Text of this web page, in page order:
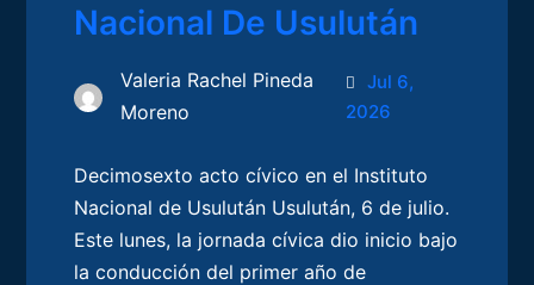
Nacional De Usulután
Valeria Rachel Pineda
Moreno
Jul 6,
2026
Decimosexto acto cívico en el Instituto
Nacional de Usulután Usulután, 6 de julio.
Este lunes, la jornada cívica dio inicio bajo
la conducción del primer año de